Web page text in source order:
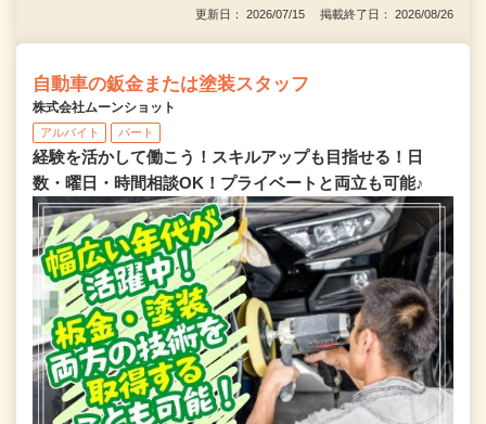
更新日： 2026/07/15 掲載終了日： 2026/08/26
自動車の鈑金または塗装スタッフ
株式会社ムーンショット
アルバイト パート
経験を活かして働こう！スキルアップも目指せる！日
数・曜日・時間相談OK！プライベートと両立も可能♪